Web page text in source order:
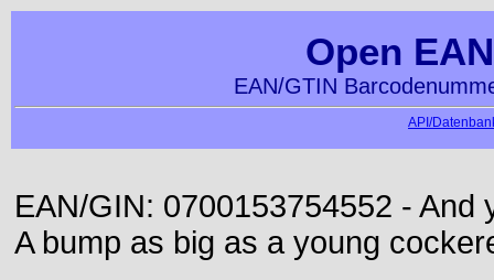
Open
EAN/GTIN
API/
EAN/GIN: 0700153754552 -
A bump as big as a young